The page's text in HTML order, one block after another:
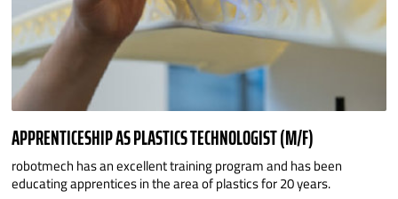
APPRENTICESHIP AS PLASTICS TECHNOLOGIST (M/F)
robotmech has an excellent training program and has been
educating apprentices in the area of plastics for 20 years.